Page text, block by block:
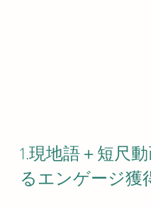
1.現地語＋短尺
るエンゲージ獲